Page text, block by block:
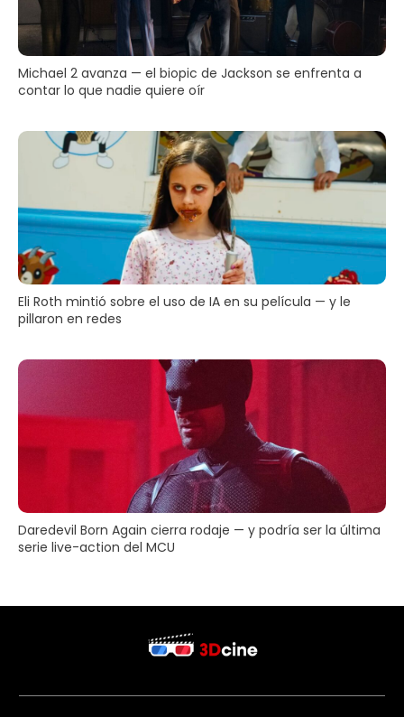
Michael 2 avanza — el biopic de Jackson se enfrenta a
contar lo que nadie quiere oír
Eli Roth mintió sobre el uso de IA en su película — y le
pillaron en redes
Daredevil Born Again cierra rodaje — y podría ser la última
serie live-action del MCU